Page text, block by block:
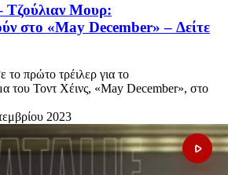
Τζούλιαν Μουρ:
στο «May December» – Δείτε
πρώτο τρέιλερ για το
του Τοντ Χέινς, «May December», στο
2023